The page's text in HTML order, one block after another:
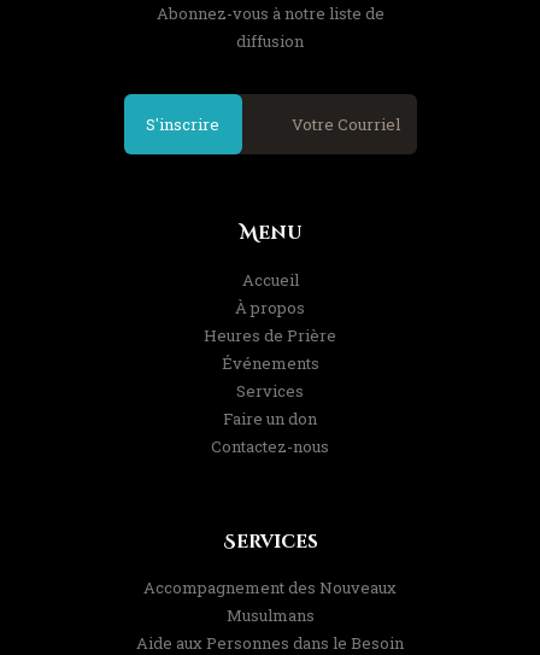
Abonnez-vous à notre liste de
diffusion
S'inscrire
Menu
Accueil
À propos
Heures de Prière
Événements
Services
Faire un don
Contactez-nous
Services
Accompagnement des Nouveaux
Musulmans
Aide aux Personnes dans le Besoin